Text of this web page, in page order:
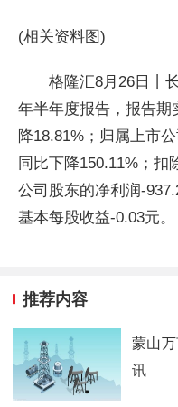
(相关资料图)
格隆汇8月26日丨
年半年度报告，报告期
降18.81%；归属上市
同比下降150.11%；扣
公司股东的净利润-
基本每股收益-0.03元。
推荐内容
蒙山
讯